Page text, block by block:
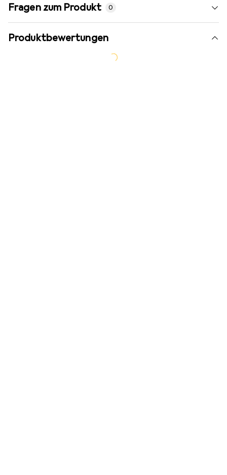
Fragen zum Produkt 0
Produktbewertungen